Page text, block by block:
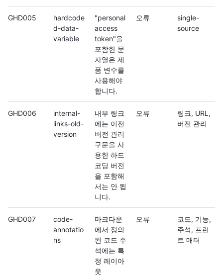
GHD005
hardcode
d-data-
variable
"personal
access
token"을
포함한 문
자열은 제
품 변수를
사용해야
합니다.
오류
single-
source
GHD006
internal-
links-old-
version
내부 링크
에는 이전
버전 관리
구문을 사
용한 하드
코딩 버전
을 포함해
서는 안 됩
니다.
오류
링크, URL,
버전 관리
GHD007
code-
annotatio
ns
마크다운
에서 정의
된 코드 주
석에는 특
정 레이아
웃
오류
코드, 기능,
주석, 프런
트 매터